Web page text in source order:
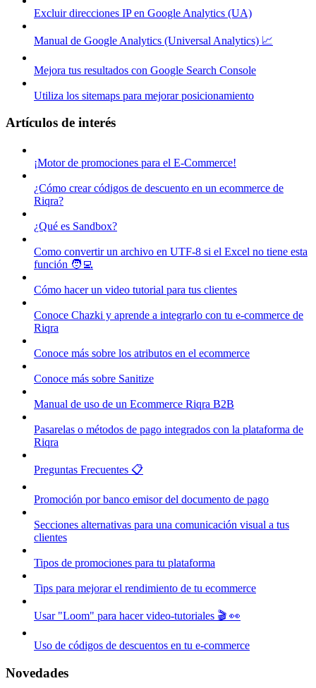
Excluir direcciones IP en Google Analytics (UA)
Manual de Google Analytics (Universal Analytics) 📈
Mejora tus resultados con Google Search Console
Utiliza los sitemaps para mejorar posicionamiento
Artículos de interés
¡Motor de promociones para el E-Commerce!
¿Cómo crear códigos de descuento en un ecommerce de
Riqra?
¿Qué es Sandbox?
Como convertir un archivo en UTF-8 si el Excel no tiene esta
función 🧑‍💻
Cómo hacer un video tutorial para tus clientes
Conoce Chazki y aprende a integrarlo con tu e-commerce de
Riqra
Conoce más sobre los atributos en el ecommerce
Conoce más sobre Sanitize
Manual de uso de un Ecommerce Riqra B2B
Pasarelas o métodos de pago integrados con la plataforma de
Riqra
Preguntas Frecuentes 📋
Promoción por banco emisor del documento de pago
Secciones alternativas para una comunicación visual a tus
clientes
Tipos de promociones para tu plataforma
Tips para mejorar el rendimiento de tu ecommerce
Usar "Loom" para hacer video-tutoriales 🎬 👀
Uso de códigos de descuentos en tu e-commerce
Novedades